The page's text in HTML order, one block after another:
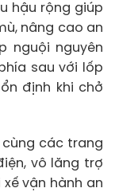
hậu rộng giúp
nâng cao an
nguội nguyên
sau với lốp
định khi chở
cùng các trang
vô lăng trợ
xế vận hành an